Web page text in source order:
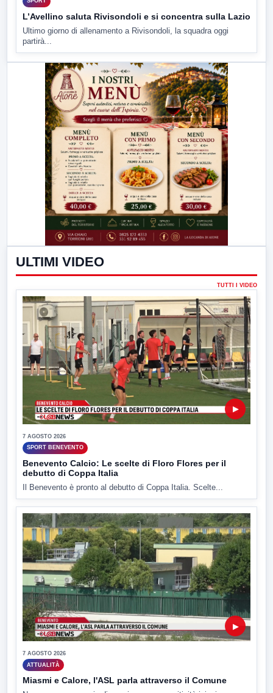
L’Avellino saluta Rivisondoli e si concentra sulla Lazio
Ultimo giorno di allenamento a Rivisondoli, la squadra oggi
partirà...
ULTIMI VIDEO
TUTTI I VIDEO
▶
7 AGOSTO 2026
SPORT BENEVENTO
Benevento Calcio: Le scelte di Floro Flores per il
debutto di Coppa Italia
Il Benevento è pronto al debutto di Coppa Italia. Scelte...
▶
7 AGOSTO 2026
ATTUALITÀ
Miasmi e Calore, l'ASL parla attraverso il Comune